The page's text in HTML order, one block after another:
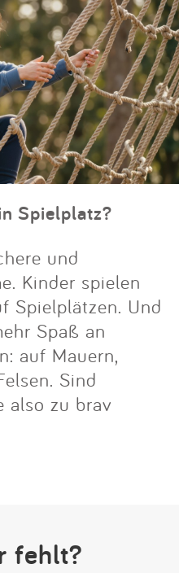
Spielplatz?
und
Kinder spielen
Spielplätzen. Und
Spaß an
auf Mauern,
Sind
also zu brav
fehlt?